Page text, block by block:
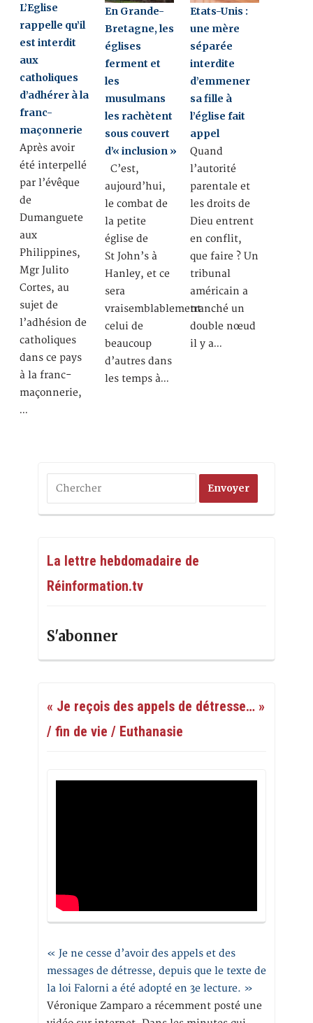
L’Eglise
rappelle qu’il
est interdit
aux
catholiques
d’adhérer à la
franc-
maçonnerie
Après avoir
été interpellé
par l’évêque
de
Dumanguete
aux
Philippines,
Mgr Julito
Cortes, au
sujet de
l’adhésion de
catholiques
dans ce pays
à la franc-
maçonnerie,
…
En Grande-
Bretagne, les
églises
ferment et
les
musulmans
les rachètent
sous couvert
d’« inclusion »
C’est,
aujourd’hui,
le combat de
la petite
église de
St John’s à
Hanley, et ce
sera
vraisemblablement
celui de
beaucoup
d’autres dans
les temps à…
Etats-Unis :
une mère
séparée
interdite
d’emmener
sa fille à
l’église fait
appel
Quand
l’autorité
parentale et
les droits de
Dieu entrent
en conflit,
que faire ? Un
tribunal
américain a
tranché un
double nœud
il y a…
La lettre hebdomadaire de
Réinformation.tv
S'abonner
« Je reçois des appels de détresse… »
/ fin de vie / Euthanasie
« Je ne cesse d’avoir des appels et des
messages de détresse, depuis que le texte de
la loi Falorni a été adopté en 3e lecture. »
Véronique Zamparo a récemment posté une